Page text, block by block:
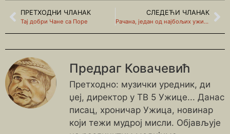
ПРЕТХОДНИ ЧЛАНАК
Тај добри Чане са Поре
СЛЕДЕЋИ ЧЛАНАК
Рачана, један од најбољих ужичких бригадира ударника
Предраг Ковачевић
Претходно: музички уредник, ди
џеј, директор у ТВ 5 Ужице... Данас
писац, хроничар Ужица, новинар
који тежи мудрој мисли. Објављује